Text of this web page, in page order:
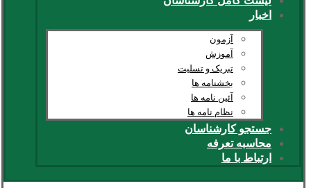
اخبار
آزمون
آموزش
تبریک و تسلیت
بخشنامه ها
آئین نامه ها
نظام نامه ها
جستجو کارشناسان
محاسبه تعرفه
ارتباط با ما